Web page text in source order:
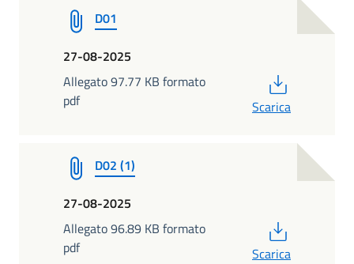
D01
27-08-2025
Allegato 97.77 KB formato
pdf
Scarica
D02 (1)
27-08-2025
Allegato 96.89 KB formato
pdf
Scarica